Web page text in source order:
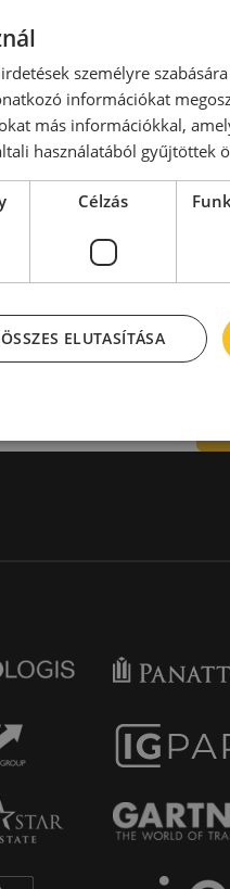
Kiadó raktár 100-
Kiadó raktár 300-
Kiadó raktár 600-
Kiadó raktár 1000-
Kiadó raktár >
személyre
információkat
más információkkal,
használatából gyűjtöttek
Célzás
ÖSSZES ELUTASÍTÁSA